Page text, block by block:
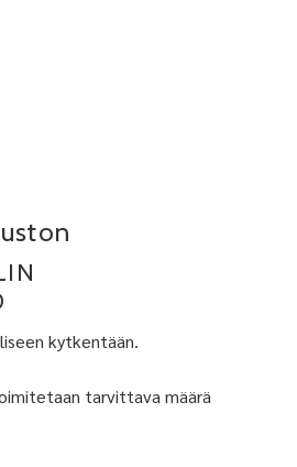
kytkentään.
tarvittava määrä